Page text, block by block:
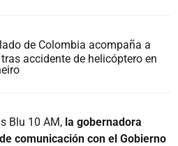
de Colombia acompaña a
accidente de helicóptero en
Blu 10 AM, la gobernadora
comunicación con el Gobierno